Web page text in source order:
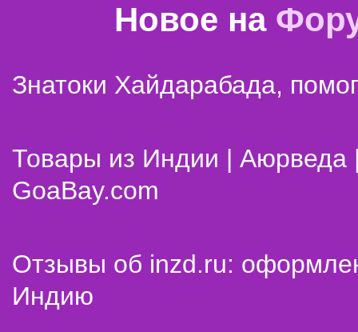
Новое на
Знатоки Хайдарабада,
Товары из Индии | Аюрведа
GoaBay.com
Отзывы об inzd.ru:
Индию